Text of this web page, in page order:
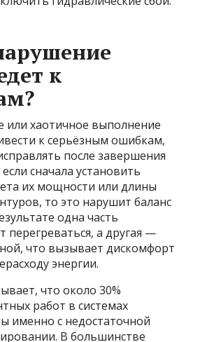
к
или хаотичное выполнение
к серьёзным ошибкам,
после завершения
сначала установить
их мощности или длины
то это нарушит баланс
одна часть
а другая —
что вызывает дискомфорт
энергии.
что около 30%
работ в системах
именно с недостаточной
В большинстве